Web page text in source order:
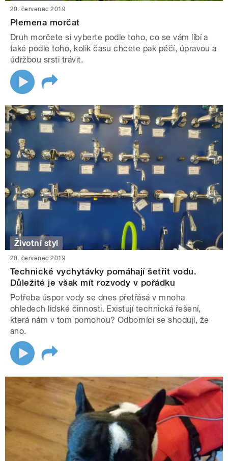
20. červenec 2019
Plemena morčat
Druh morčete si vyberte podle toho, co se vám líbí a
také podle toho, kolik času chcete pak péčí, úpravou a
údržbou srsti trávit.
Životní styl
20. červenec 2019
Technické vychytávky pomáhají šetřit vodu.
Důležité je však mít rozvody v pořádku
Potřeba úspor vody se dnes přetřásá v mnoha
ohledech lidské činnosti. Existují technická řešení,
která nám v tom pomohou? Odborníci se shodují, že
ano.